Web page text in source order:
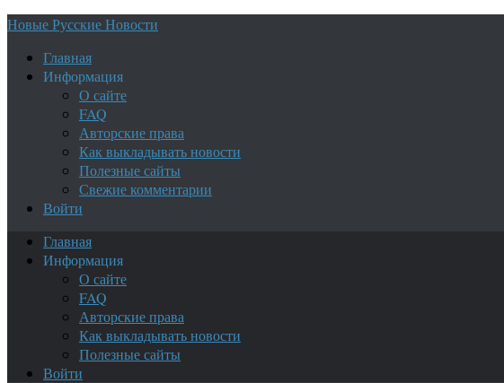
Новые Русские Новости
Главная
Информация
О сайте
FAQ
Авторские права
Как выкладывать новости
Полезные сайты
Свежие комментарии
Войти
Главная
Информация
О сайте
FAQ
Авторские права
Как выкладывать новости
Полезные сайты
Войти